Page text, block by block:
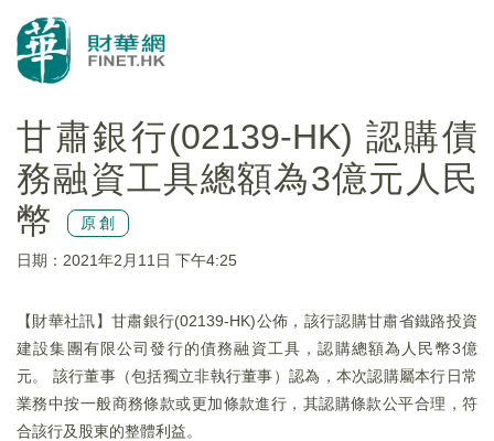
甘肅銀行(02139-HK) 認購債
務融資工具總額為3億元人民
幣
原創
日期：2021年2月11日 下午4:25
【財華社訊】甘肅銀行(02139-HK)公佈，該行認購甘肅省鐵路投資
建設集團有限公司發行的債務融資工具，認購總額為人民幣3億
元。 該行董事（包括獨立非執行董事）認為，本次認購屬本行日常
業務中按一般商務條款或更加條款進行，其認購條款公平合理，符
合該行及股東的整體利益。